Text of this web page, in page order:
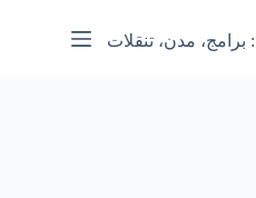
برامج، مدن، تنقلات